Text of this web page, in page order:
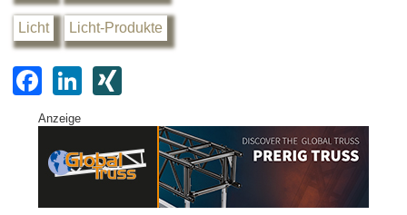
Licht Licht-Produkte
F
a
c
e
Li
k
e
G
Anzeige